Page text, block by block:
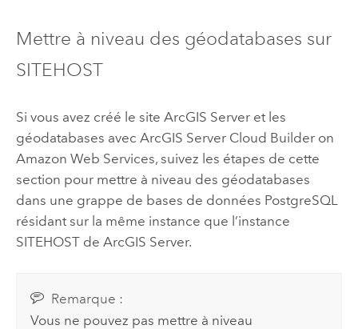
Mettre à niveau des géodatabases sur
SITEHOST
Si vous avez créé le site ArcGIS Serveret les
géodatabases avec ArcGIS Server Cloud Builder on
Amazon Web Services, suivez les étapes de cette
section pour mettre à niveau des géodatabases
dans une grappe de bases de données PostgreSQL
résidant sur la même instance que l’instance
SITEHOST de ArcGIS Server.
Remarque :
Vous ne pouvez pas mettre à niveau